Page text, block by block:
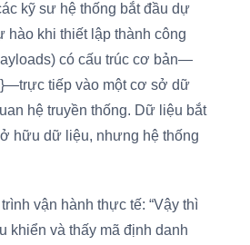
kỹ sư hệ thống bắt đầu dự
hào khi thiết lập thành công
có cấu trúc cơ bản—
tiếp vào một cơ sở dữ
hệ truyền thống. Dữ liệu bắt
hữu dữ liệu, nhưng hệ thống
vận hành thực tế: “Vậy thì
khiển và thấy mã định danh